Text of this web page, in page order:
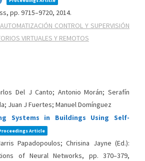
pp. 9715–9720, 2014.
AUTOMATIZACIÓN CONTROL Y SUPERVISIÓN
VIRTUALES Y REMOTOS
Del J Canto; Antonio Morán; Serafín
Juan J Fuertes; Manuel Domínguez
Systems in Buildings Using Self-
Article
Papadopoulos; Chrisina Jayne (Ed.):
of Neural Networks, pp. 370–379,